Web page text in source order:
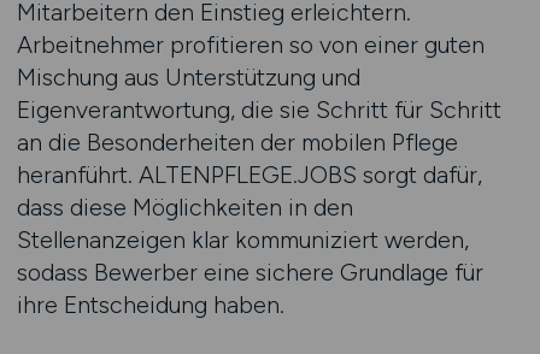
Mitarbeitern den Einstieg erleichtern.
Arbeitnehmer profitieren so von einer guten
Mischung aus Unterstützung und
Eigenverantwortung, die sie Schritt für Schritt
an die Besonderheiten der mobilen Pflege
heranführt. ALTENPFLEGE.JOBS sorgt dafür,
dass diese Möglichkeiten in den
Stellenanzeigen klar kommuniziert werden,
sodass Bewerber eine sichere Grundlage für
ihre Entscheidung haben.